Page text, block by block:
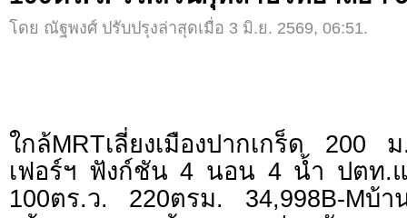
โดย ณัฐพงศ์ ปรับปรุงล่าสุดเมื่อ 3 มิ.ย. 2569, 06:51.
ใกล้MRTเลี่ยงเมืองปากเกร็ด
เฟอร์ฯ ฟังก์ชัน 4 นอน 4 น้ำ ปตท.แ
100ตร.ว. 220ตรม. 34,998B-Mบ้